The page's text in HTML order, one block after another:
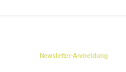
Newsletter-Anmeldung